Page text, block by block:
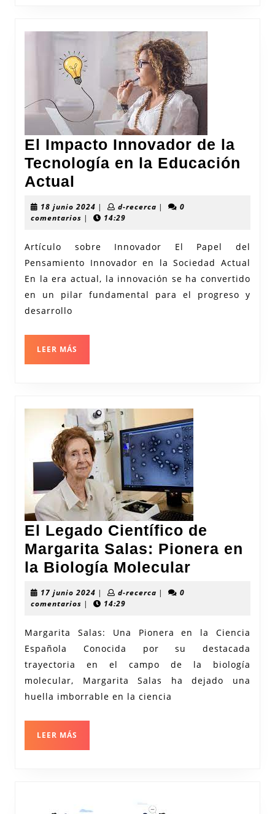
de
la
Vida
El Impacto Innovador de la
Tecnología en la Educación
Actual
Impacto
Innovador
la
Tecnología
en
Actual
18 junio 2024 18
junio
| d-recercad-|
0
comentarios | 14:29
Artículo sobre Innovador El Papel del
Pensamiento Innovador en la Sociedad Actual
En la era actual, la innovación se ha convertido
en un pilar fundamental para el progreso y
desarrollo
LEER MÁS
El Legado Científico de
Margarita Salas: Pionera en
la Biología Molecular
Margarita
Salas:
Pionera
17 junio 2024 17
junio
| d-recercad-|
0
comentarios | 14:29
Margarita Salas: Una Pionera en la Ciencia
Española Conocida por su destacada
trayectoria en el campo de la biología
molecular, Margarita Salas ha dejado una
huella imborrable en la ciencia
LEER MÁS